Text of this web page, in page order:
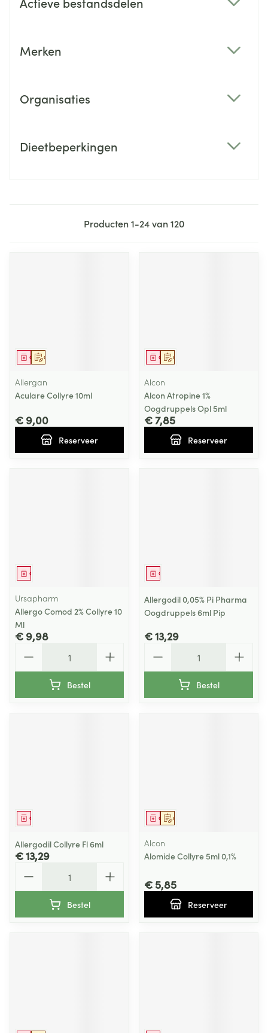
Merken
Organisaties
Dieetbeperkingen
Producten1-24van120
Op voorschrift
Geneesmiddel
Allergan
Aculare Collyre 10ml
€ 9,00
Reserveer
Op voorschrift
Geneesmiddel
Alcon
Alcon Atropine 1%
Oogdruppels Opl 5ml
€ 7,85
Reserveer
Geneesmiddel
Ursapharm
Allergo Comod 2% Collyre 10
Ml
€ 9,98
Bestel
Geneesmiddel
Allergodil 0,05% Pi Pharma
Oogdruppels 6ml Pip
€ 13,29
Bestel
Geneesmiddel
Allergodil Collyre Fl 6ml
€ 13,29
Bestel
Op voorschrift
Geneesmiddel
Alcon
Alomide Collyre 5ml 0,1%
€ 5,85
Reserveer